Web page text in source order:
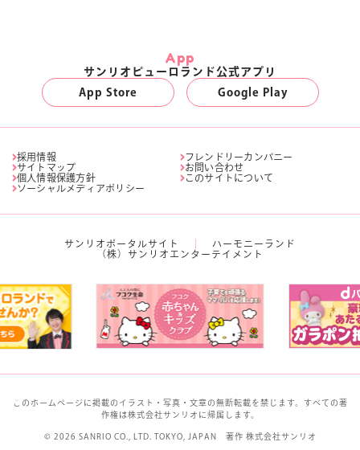
App
サンリオピューロランド公式アプリ
App Store
Google Play
採用情報
フレンドリーカンパニー
サイトマップ
お問い合わせ
個人情報保護方針
このサイトについて
ソーシャルメディアポリシー
サンリオポータルサイト
ハーモニーランド
（株）サンリオエンターテイメント
このホームページに掲載のイラスト・写真・文章の無断転載を禁じます。すべての著
作権は株式会社サンリオに帰属します。
© 2026 SANRIO CO., LTD. TOKYO, JAPAN 著作 株式会社サンリオ